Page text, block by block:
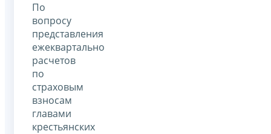
По
вопросу
представления
ежеквартально
расчетов
по
страховым
взносам
главами
крестьянских